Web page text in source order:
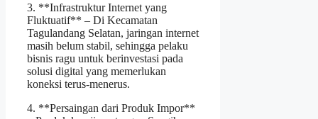
3. **Infrastruktur Internet yang
Fluktuatif** – Di Kecamatan
Tagulandang Selatan, jaringan internet
masih belum stabil, sehingga pelaku
bisnis ragu untuk berinvestasi pada
solusi digital yang memerlukan
koneksi terus‑menerus.
4. **Persaingan dari Produk Impor**